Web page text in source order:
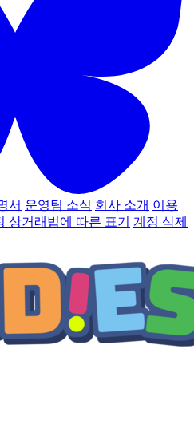
서 운영팀 소식 회사 소개 이용
상거래법에 따른 표기
계정 삭제